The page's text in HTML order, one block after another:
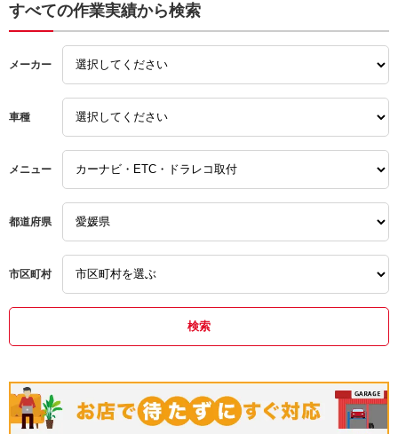
感じてます 信頼 安心し
お願いします
カーオーナーズ 松山市
ボルボ
すべての作業実績から検索
メーカー
車種
メニュー
都道府県
市区町村